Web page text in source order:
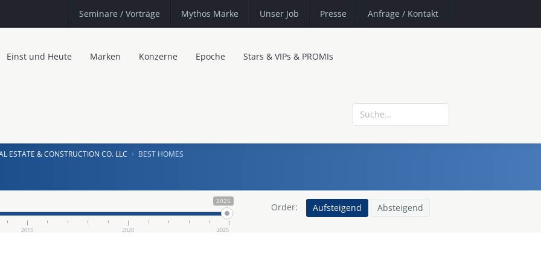
Seminare / Vorträge Mythos Marke Unser Job Presse Anfrage / Kontakt
Einst und Heute Marken Konzerne Epoche Stars & VIPs & PROMIs
ESTATE & CONSTRUCTION CO. LLC BEST HOMES
2025
2015 2020 2025
Order: Aufsteigend Absteigend